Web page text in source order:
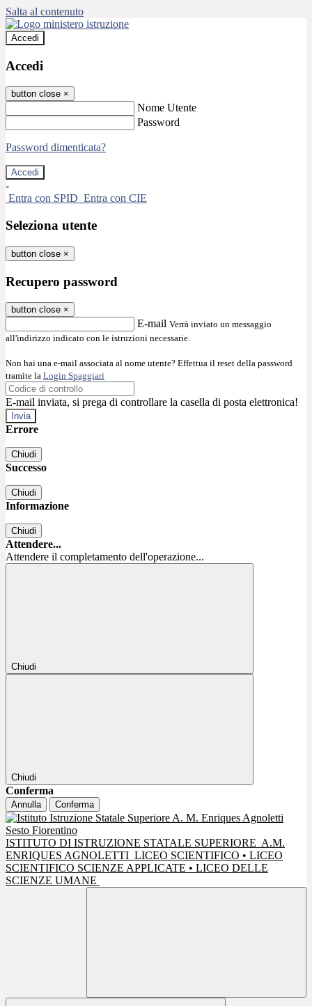
Salta al contenuto
Accedi
Accedi
button close ×
Nome Utente
Password
Password dimenticata?
-
Entra con SPID Entra con CIE
Seleziona utente
button close ×
Recupero password
button close ×
E-mail Verrà inviato un messaggio
all'indirizzo indicato con le istruzioni necessarie.
Non hai una e-mail associata al nome utente? Effettua il reset della password
tramite la Login Spaggiari
E-mail inviata, si prega di controllare la casella di posta elettronica!
Errore
Chiudi
Successo
Chiudi
Informazione
Chiudi
Attendere...
Attendere il completamento dell'operazione...
Chiudi
Chiudi
Conferma
Annulla Conferma
ISTITUTO DI ISTRUZIONE STATALE SUPERIORE A.M.
ENRIQUES AGNOLETTI LICEO SCIENTIFICO • LICEO
SCIENTIFICO SCIENZE APPLICATE • LICEO DELLE
SCIENZE UMANE